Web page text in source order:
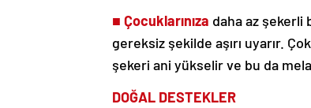
■ Çocuklarınıza daha az
gereksiz şekilde aşırı uyarır.
şekeri ani yükselir ve bu da
DOĞAL DESTEKLER